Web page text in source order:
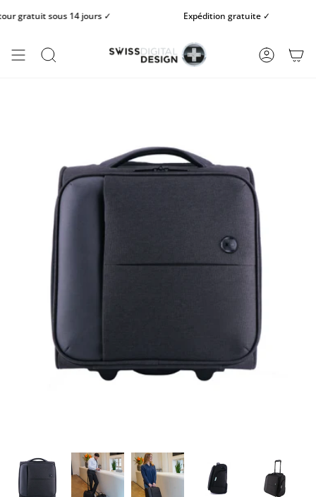
au
gratuit sous 14 jours ✓ Expédition gratuite ✓
RECHERCHE COMPTE